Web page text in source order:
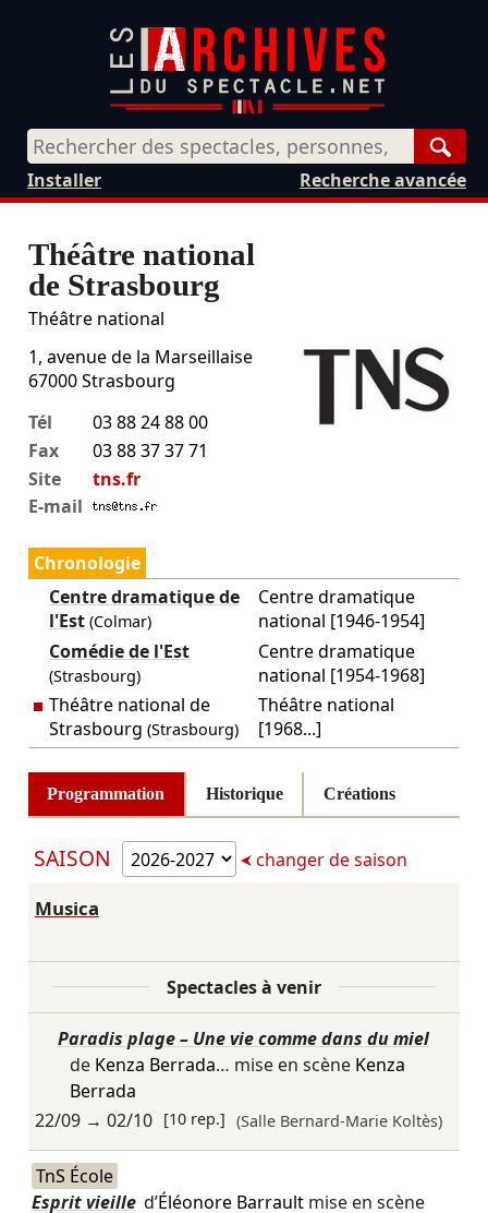
Recherche avancée
Installer
Théâtre national
de Strasbourg
Théâtre national
1, avenue de la Marseillaise
67000 Strasbourg
Tél
03 88 24 88 00
Fax
03 88 37 37 71
Site
tns.fr
E-mail
Chronologie
Centre dramatique de
l'Est(Colmar)
Centre dramatique
national [1946-1954]
Comédie de l'Est
(Strasbourg)
Centre dramatique
national [1954-1968]
Théâtre national de
Strasbourg (Strasbourg)
Théâtre national
[1968...]
Programmation Historique Créations
SAISON changer de saison
Musica
Spectacles à venir
Paradis plage – Une vie comme dans du miel
de Kenza Berrada… mise en scène Kenza
Berrada
22/09→ 02/10 [10 rep.] (Salle Bernard-Marie Koltès)
TnS École
Esprit vieille d’Éléonore Barraultmise en scène